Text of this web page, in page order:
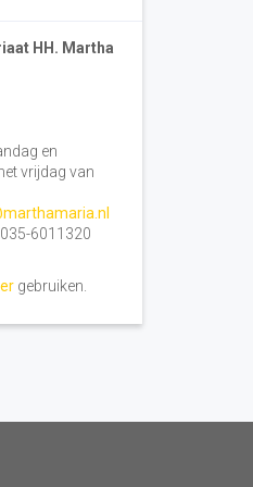
HH. Martha
en
vrijdag van
6011320
gebruiken.